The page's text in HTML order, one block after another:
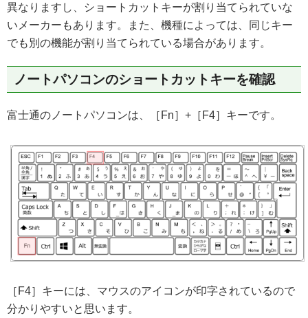
異なりますし、ショートカットキーが割り当てられていな
いメーカーもあります。また、機種によっては、同じキー
でも別の機能が割り当てられている場合があります。
ノートパソコンのショートカットキーを確認
富士通のノートパソコンは、［Fn］+［F4］キーです。
［F4］キーには、マウスのアイコンが印字されているので
分かりやすいと思います。